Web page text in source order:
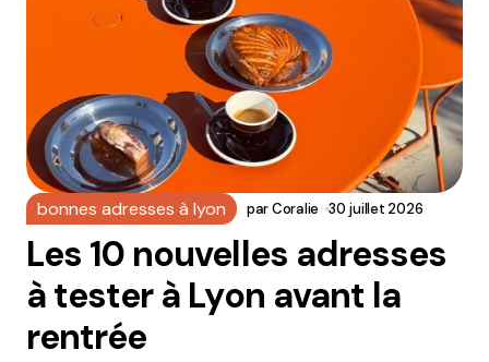
bonnes adresses à lyon parCoralie 30 juillet 2026
Les 10 nouvelles adresses
à tester à Lyon avant la
rentrée